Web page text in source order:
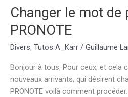
Changer le mot de
PRONOTE
Divers, Tutos A_Karr / Guillaume
Bonjour à tous, Pour ceux, et cela
nouveaux arrivants, qui désirent
PRONOTE voilà comment